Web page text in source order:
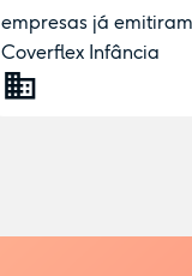
empresas já
Coverflex Infância